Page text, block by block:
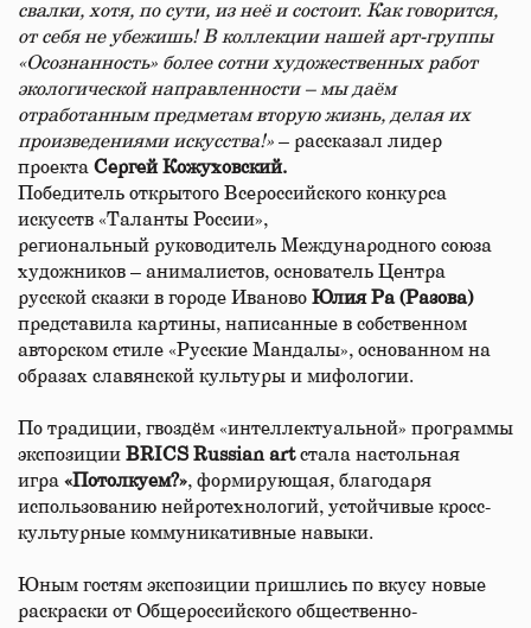
свалки, хотя, по сути, из неё и состоит. Как говорится,
от себя не убежишь! В коллекции нашей арт-группы
«Осознанность» более сотни художественных работ
экологической направленности – мы даём
отработанным предметам вторую жизнь, делая их
произведениями искусства!» – рассказал лидер
проекта Сергей Кожуховский.
Победитель открытого Всероссийского конкурса
искусств «Таланты России»,
региональный руководитель Международного союза
художников – анималистов, основатель Центра
русской сказки в городе Иваново Юлия Ра (Разова)
представила картины, написанные в собственном
авторском стиле «Русские Мандалы», основанном на
образах славянской культуры и мифологии.
По традиции, гвоздём «интеллектуальной» программы
экспозиции BRICS Russian artстала настольная
игра «Потолкуем?», формирующая, благодаря
использованию нейротехнологий, устойчивые кросс-
культурные коммуникативные навыки.
Юным гостям экспозиции пришлись по вкусу новые
раскраски от Общероссийского общественно-